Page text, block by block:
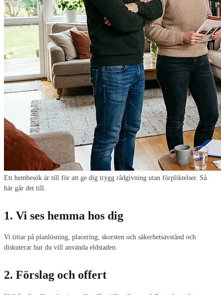
Ett hembesök är till för att ge dig trygg rådgivning utan förpliktelser. Så
här går det till.
1. Vi ses hemma hos dig
Vi tittar på planlösning, placering, skorsten och säkerhetsavstånd och
diskuterar hur du vill använda eldstaden.
2. Förslag och offert